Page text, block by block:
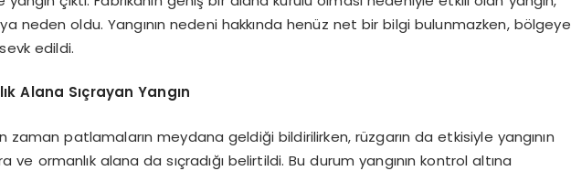
neden oldu. Yangının nedeni hakkında henüz net bir bilgi bulunmazken, bölgeye
edildi.
Alana Sıçrayan Yangın
zaman patlamaların meydana geldiği bildirilirken, rüzgarın da etkisiyle yangının
ve ormanlık alana da sıçradığı belirtildi. Bu durum yangının kontrol altına